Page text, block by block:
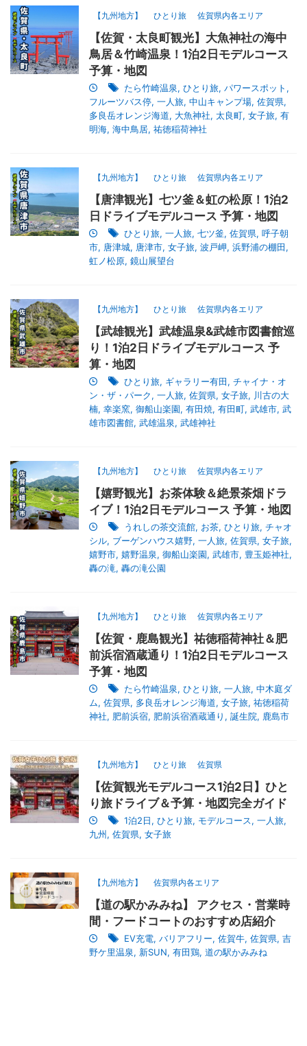
【九州地方】 ひとり旅 佐賀県内各エリア
【佐賀・太良町観光】大魚神社の海中
鳥居＆竹崎温泉！1泊2日モデルコース
予算・地図
たら竹崎温泉, ひとり旅, パワースポット ,
フルーツバス停, 一人旅, 中山キャンプ場, 佐賀県,
多良岳オレンジ海道, 大魚神社, 太良町, 女子旅, 有
明海, 海中鳥居, 祐徳稲荷神社
【九州地方】 ひとり旅 佐賀県内各エリア
【唐津観光】七ツ釜＆虹の松原！1泊2
日ドライブモデルコース 予算・地図
ひとり旅, 一人旅, 七ツ釜, 佐賀県, 呼子朝
市, 唐津城, 唐津市, 女子旅, 波戸岬, 浜野浦の棚田,
虹ノ松原, 鏡山展望台
【九州地方】 ひとり旅 佐賀県内各エリア
【武雄観光】武雄温泉&武雄市図書館巡
り！1泊2日ドライブモデルコース 予
算・地図
ひとり旅, ギャラリー有田, チャイナ・オ
ン・ザ・パーク, 一人旅, 佐賀県, 女子旅, 川古の大
楠, 幸楽窯, 御船山楽園, 有田焼, 有田町, 武雄市, 武
雄市図書館, 武雄温泉, 武雄神社
【九州地方】 ひとり旅 佐賀県内各エリア
【嬉野観光】お茶体験＆絶景茶畑ドラ
イブ！1泊2日モデルコース 予算・地図
うれしの茶交流館, お茶, ひとり旅, チャオ
シル, ブーゲンハウス嬉野, 一人旅, 佐賀県, 女子旅,
嬉野市, 嬉野温泉, 御船山楽園, 武雄市, 豊玉姫神社,
轟の滝, 轟の滝公園
【九州地方】 ひとり旅 佐賀県内各エリア
【佐賀・鹿島観光】祐徳稲荷神社＆肥
前浜宿酒蔵通り！1泊2日モデルコース
予算・地図
たら竹崎温泉, ひとり旅, 一人旅, 中木庭ダ
ム, 佐賀県, 多良岳オレンジ海道, 女子旅, 祐徳稲荷
神社, 肥前浜宿, 肥前浜宿酒蔵通り , 誕生院, 鹿島市
【九州地方】 ひとり旅 佐賀県
【佐賀観光モデルコース1泊2日】ひと
り旅ドライブ＆予算・地図完全ガイド
1泊2日, ひとり旅, モデルコース, 一人旅,
九州, 佐賀県, 女子旅
【九州地方】 佐賀県内各エリア
【道の駅かみみね】 アクセス・営業時
間・フードコートのおすすめ店紹介
EV充電, バリアフリー, 佐賀牛, 佐賀県, 吉
野ケ里温泉, 新SUN, 有田鶏, 道の駅かみみね